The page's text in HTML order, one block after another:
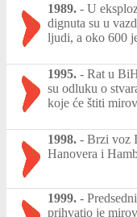
1989. - U
dignuta su u
ljudi, a oko 600
1995. - Rat u
su odluku o
koje će štiti
1998. - Brzi voz
Hanovera i
1999. -
prihvatio je